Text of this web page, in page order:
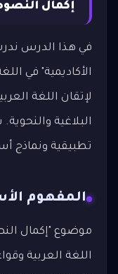
إكمال
في هذا الدرس
الأكاديمية" في
لإتقان اللغة
البلاغية
تطبيقية ونماذج
المفهوم
موضوع "إكمال
اللغة العربية